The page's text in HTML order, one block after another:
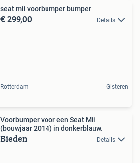
seat mii voorbumper bumper
€ 299,00 Details
Rotterdam Gisteren
Voorbumper voor een Seat Mii
(bouwjaar 2014) in donkerblauw.
Bieden Details